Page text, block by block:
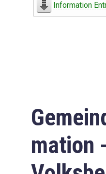
Information
mation -